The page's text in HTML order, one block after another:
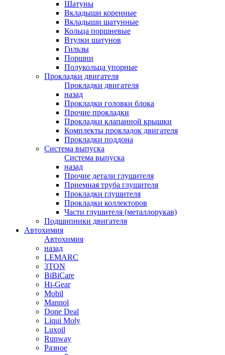
Шатуны
Вкладыши коренные
Вкладыши шатунные
Кольца поршневые
Втулки шатунов
Гильзы
Поршни
Полукольца упорные
Прокладки двигателя
Прокладки двигателя
назад
Прокладки головки блока
Прочие прокладки
Прокладки клапанной крышки
Комплекты прокладок двигателя
Прокладки поддона
Система выпуска
Система выпуска
назад
Прочие детали глушителя
Приемная труба глушителя
Прокладки глушителя
Прокладки коллекторов
Части глушителя (металлорукав)
Подшипники двигателя
Автохимия
Автохимия
назад
LEMARC
3TON
BiBiCare
Hi-Gear
Mobil
Mannol
Done Deal
Liqui Moly
Luxoil
Runway
Разное